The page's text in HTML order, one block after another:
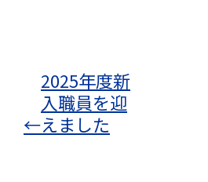
←
2025年度新
入職員を迎
えました